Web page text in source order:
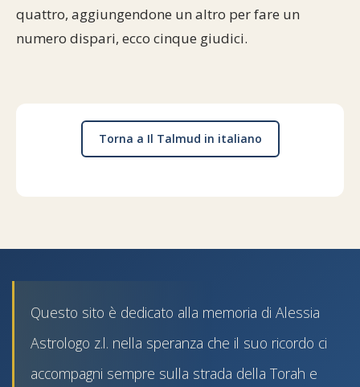
quattro, aggiungendone un altro per fare un
numero dispari, ecco cinque giudici.
Torna a Il Talmud in italiano
Questo sito è dedicato alla memoria di Alessia
Astrologo z.l. nella speranza che il suo ricordo ci
accompagni sempre sulla strada della Torah e